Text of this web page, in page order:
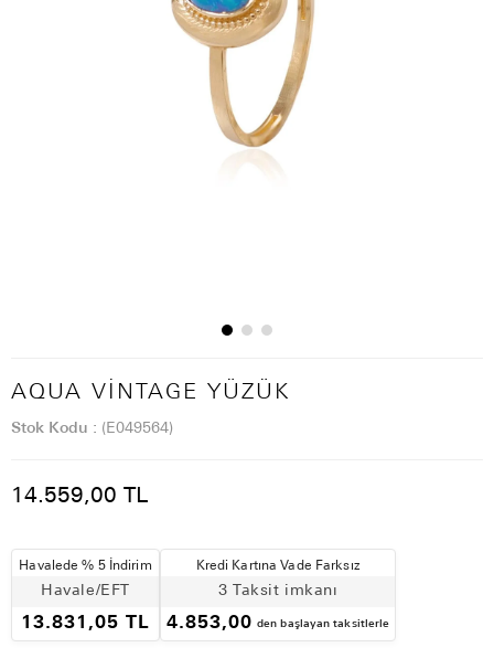
AQUA VINTAGE YÜZÜK
Stok Kodu (E049564)
14.559,00 TL
Havalede % 5 İndirim
Havale/EFT
13.831,05 TL
Kredi Kartına Vade Farksız
3 Taksit imkanı
4.853,00 den başlayan taksitlerle